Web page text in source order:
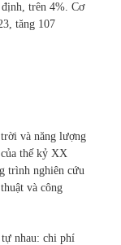
trên 4%. Cơ
tăng 107
và năng lượng
thế kỷ XX
trình nghiên cứu
và công
nhau: chi phí